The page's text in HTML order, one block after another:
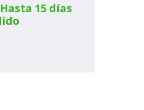
15 días